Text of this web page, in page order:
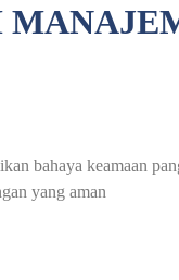
bahaya keamaan
yang aman